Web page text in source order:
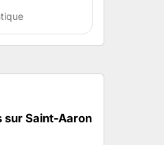
sur Saint-Aaron